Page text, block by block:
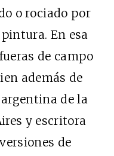
o rociado por
En esa
de campo
además de
de la
y escritora
de